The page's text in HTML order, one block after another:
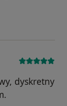
dyskretny